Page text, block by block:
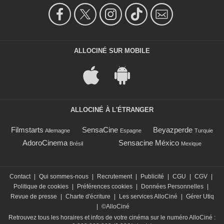
ALLOCINÉ SUR MOBILE
ALLOCINÉ À L'ÉTRANGER
Filmstarts Allemagne SensaCine Espagne Beyazperde Turquie
AdoroCinema Brésil Sensacine México Mexique
Contact Qui sommes-nous Recrutement Publicité CGU CGV
Politique de cookies
Préférences cookies Données Personnelles
Revue de presse
Charte d'écriture Les services AlloCiné
Gérer Utiq
©AlloCiné
Retrouvez tous les horaires et infos de votre cinéma sur le numéro AlloCiné :